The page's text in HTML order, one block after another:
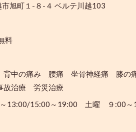
旭町１-８-４ ベルテ川越103
料
中の痛み 腰痛 坐骨神経痛 膝の
治療 労災治療
13:00/15:00～19:00 土曜 ９:00～